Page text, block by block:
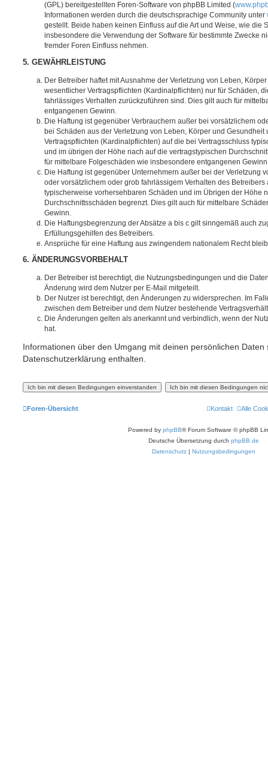
(GPL) bereitgestellten Foren-Software von phpBB Limited (
Informationen werden durch die deutschsprachige Community unter
gestellt. Beide haben keinen Einfluss auf die Art und Weise, wie die
insbesondere die Verwendung der Software für bestimmte Zwecke
fremder Foren Einfluss nehmen.
5. GEWÄHRLEISTUNG
Der Betreiber haftet mit Ausnahme der Verletzung von Leben,
wesentlicher Vertragspflichten (Kardinalpflichten) nur für Schäden,
fahrlässiges Verhalten zurückzuführen sind. Dies gilt auch für
entgangenen Gewinn.
Die Haftung ist gegenüber Verbrauchern außer bei vorsätzlichem
bei Schäden aus der Verletzung von Leben, Körper und
Vertragspflichten (Kardinalpflichten) auf die bei Vertragsschluss
und im übrigen der Höhe nach auf die vertragstypischen
für mittelbare Folgeschäden wie insbesondere entgangenen
Die Haftung ist gegenüber Unternehmern außer bei der Verletzung
oder vorsätzlichem oder grob fahrlässigem Verhalten des Betreibers
typischerweise vorhersehbaren Schäden und im Übrigen der Höhe
Durchschnittsschäden begrenzt. Dies gilt auch für mittelbare
Gewinn.
Die Haftungsbegrenzung der Absätze a bis c gilt sinngemäß auch
Erfüllungsgehilfen des Betreibers.
Ansprüche für eine Haftung aus zwingendem nationalem Recht
6. ÄNDERUNGSVORBEHALT
Der Betreiber ist berechtigt, die Nutzungsbedingungen und die
Änderung wird dem Nutzer per E-Mail mitgeteilt.
Der Nutzer ist berechtigt, den Änderungen zu widersprechen. Im
zwischen dem Betreiber und dem Nutzer bestehende
Die Änderungen gelten als anerkannt und verbindlich, wenn der
hat.
Informationen über den Umgang mit deinen persönlichen Daten
Datenschutzerklärung enthalten.
Foren-Übersicht Alle
Kontakt
Powered by phpBB® Forum Software © phpBB
Deutsche Übersetzung durch phpBB.de
Datenschutz | Nutzungsbedingungen